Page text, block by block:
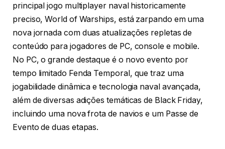
principal jogo multiplayer naval historicamente
preciso, World of Warships, está zarpando em uma
nova jornada com duas atualizações repletas de
conteúdo para jogadores de PC, console e mobile.
No PC, o grande destaque é o novo evento por
tempo limitado Fenda Temporal, que traz uma
jogabilidade dinâmica e tecnologia naval avançada,
além de diversas adições temáticas de Black Friday,
incluindo uma nova frota de navios e um Passe de
Evento de duas etapas.